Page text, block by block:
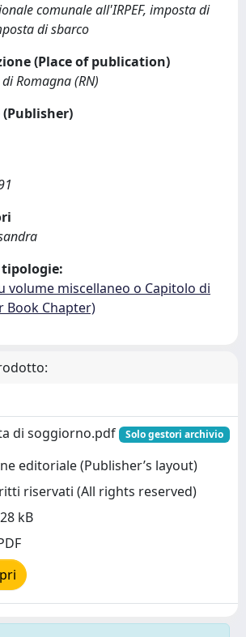
comunale all'IRPEF, imposta di
di sbarco
(Place of publication)
Romagna (RN)
(Publisher)
volume miscellaneo o Capitolo di
Book Chapter)
di soggiorno.pdf
Solo gestori archivio
editoriale (Publisher’s layout)
riservati (All rights reserved)
kB